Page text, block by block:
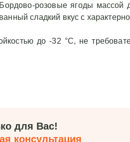
розовые ягоды
сладкий вкус с
до -32 °C, не
для Вас!
консультация